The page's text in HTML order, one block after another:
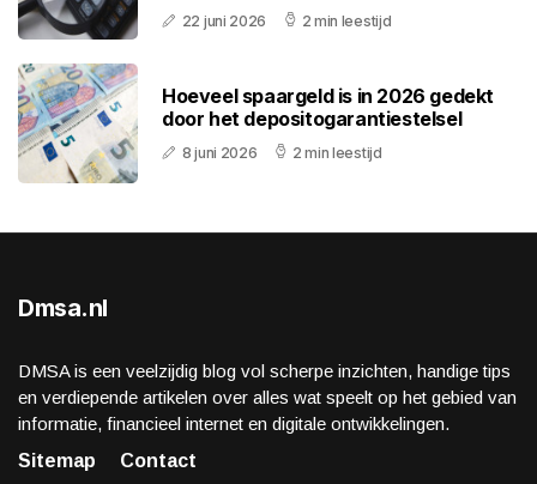
22 juni 2026 2 min leestijd
Hoeveel spaargeld is in 2026 gedekt
door het depositogarantiestelsel
8 juni 2026 2 min leestijd
Dmsa.nl
DMSA is een veelzijdig blog vol scherpe inzichten, handige tips
en verdiepende artikelen over alles wat speelt op het gebied van
informatie, financieel internet en digitale ontwikkelingen.
Sitemap
Contact